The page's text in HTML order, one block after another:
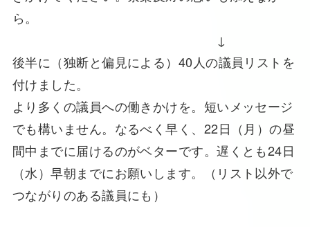
ら。
↓
後半に（独断と偏見による）40人の議員リストを
付けました。
より多くの議員への働きかけを。短いメッセージ
でも構いません。なるべく早く、22日（月）の昼
間中までに届けるのがベターです。遅くとも24日
（水）早朝までにお願いします。（リスト以外で
つながりのある議員にも）